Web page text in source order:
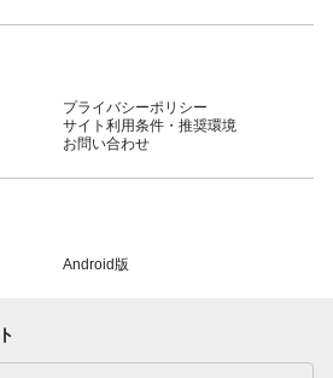
プライバシーポリシー
サイト利用条件・推奨環境
お問い合わせ
Android版